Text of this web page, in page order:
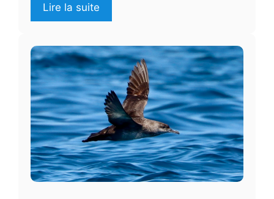
Lire la suite